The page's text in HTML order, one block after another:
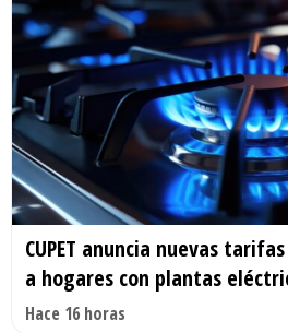
CUPET anuncia nuevas
a hogares con plantas
Hace 16 horas